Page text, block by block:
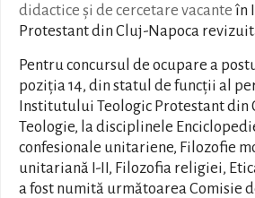
didactice și de cercetare vacante în
Protestant din Cluj-Napoca
Pentru concursul de ocupare a
poziția 14, din statul de funcții al
Institutului Teologic Protestant din
Teologie, la disciplinele
confesionale unitariene, Filozofie
unitariană I-II, Filozofia religiei,
a fost numită următoarea Comisie